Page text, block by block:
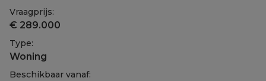
Vraagprijs:
€ 289.000
Type:
Woning
Beschikbaar vanaf: